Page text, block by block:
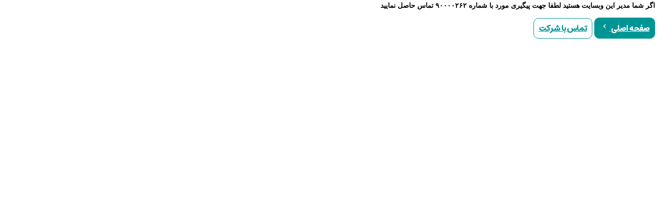
اگر شما مدیر این وبسایت هستید لطفا جهت پیگیری مورد با شماره ۹۰۰۰۰۲۶۲ تماس حاصل نمایید
صفحه اصلی تماس با شرکت